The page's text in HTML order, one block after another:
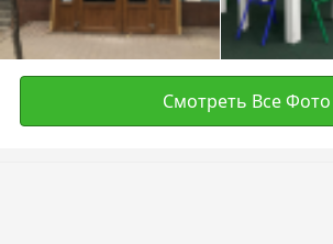
Смотреть Все Фото